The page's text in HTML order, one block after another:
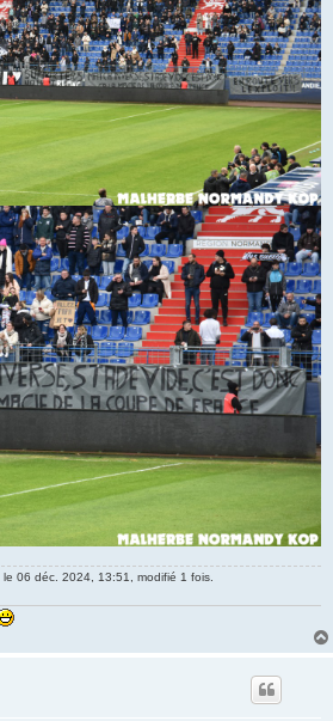
le 06 déc. 2024, 13:51, modifié 1 fois.